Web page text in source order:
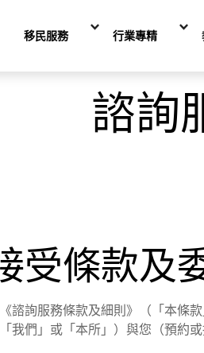
移民服務 行業專精
諮詢
受條款及
諮詢服務條款及細則》（「本條
「我們」或「本所」）與您（預約